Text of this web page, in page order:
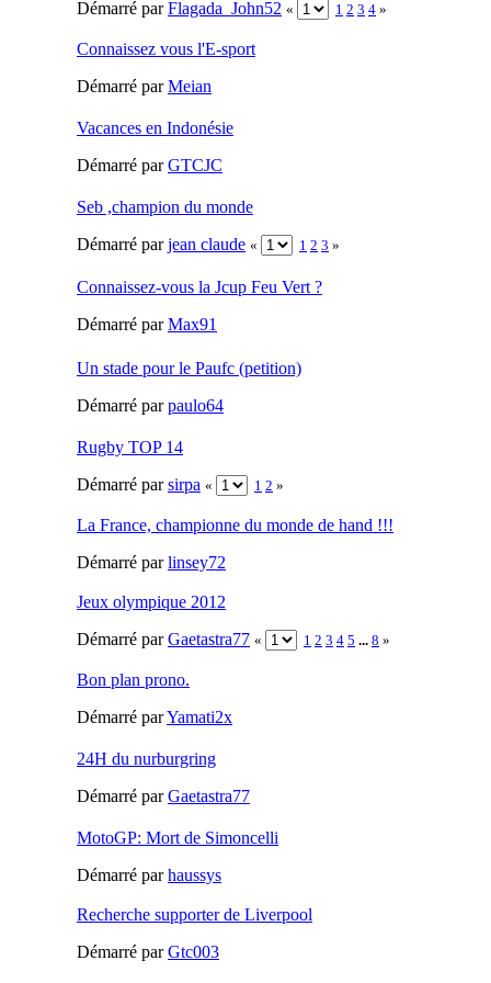
Démarré parFlagada_John52 « 1 2 3 4 »
Connaissez vous l'E-sport
Démarré parMeian
Vacances en Indonésie
Démarré parGTCJC
Seb ,champion du monde
Démarré parjean claude « 1 2 3 »
Connaissez-vous la Jcup Feu Vert ?
Démarré parMax91
Un stade pour le Paufc (petition)
Démarré parpaulo64
Rugby TOP 14
Démarré parsirpa « 1 2 »
La France, championne du monde de hand !!!
Démarré parlinsey72
Jeux olympique 2012
Démarré parGaetastra77 « 1 2 3 4 5 ... 8 »
Bon plan prono.
Démarré parYamati2x
24H du nurburgring
Démarré parGaetastra77
MotoGP: Mort de Simoncelli
Démarré parhaussys
Recherche supporter de Liverpool
Démarré parGtc003